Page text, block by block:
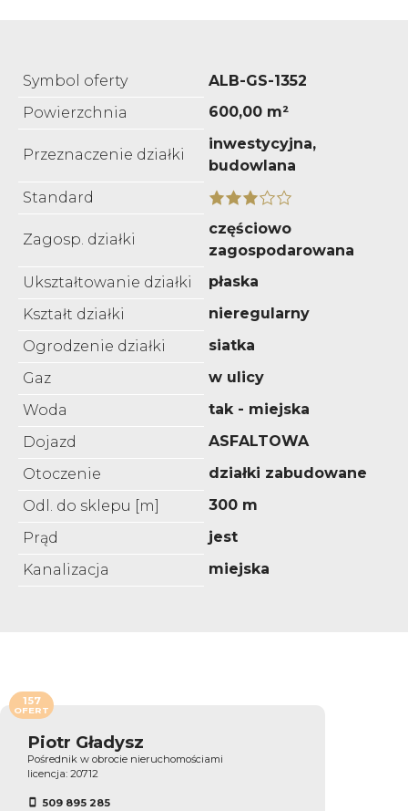
Symbol oferty
ALB-GS-1352
Powierzchnia
600,00 m²
Przeznaczenie działki
inwestycyjna,
budowlana
Standard
Zagosp. działki
częściowo
zagospodarowana
Ukształtowanie działki
płaska
Kształt działki
nieregularny
Ogrodzenie działki
siatka
Gaz
w ulicy
Woda
tak - miejska
Dojazd
ASFALTOWA
Otoczenie
działki zabudowane
Odl. do sklepu [m]
300 m
Prąd
jest
Kanalizacja
miejska
Piotr Gładysz
Pośrednik w obrocie nieruchomościami
licencja: 20712
509 895 285
157
OFERT